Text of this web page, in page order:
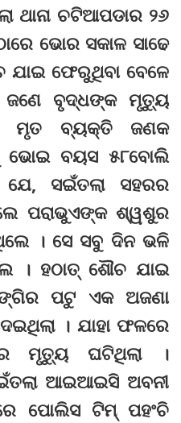
ଥାନା ଚଟିଆପଡାର ୨୬
ଭୋର ସକାଳ ସାଢେ
ଫେରୁଥିବା ବେଳେ
ଜଣେ ବୃଦ୍ଧଙ୍କ ମୃତ୍ୟୁ
ମୃତ ବ୍ୟକ୍ତି ଜଣକ
ଭୋଇ ବୟସ ୫୮ବୋଲି
ସଇଁତଲା ସହରର
ପରାଭୁଏଙ୍କ ଶ୍ୱଶୁର
। ସେ ସବୁ ଦିନ ଭଳି
। ହଠାତ୍‌ ଶୌଚ ଯାଇ
ପଟୁ ଏକ ଅଜଣା
। ଯାହା ଫଳରେ
ମୃତ୍ୟୁ ଘଟିଥିଲା ।
ଆଇଆଇସି ଅବନୀ
ପୋଲିସ ଟିମ୍‌ ପହଂଚି